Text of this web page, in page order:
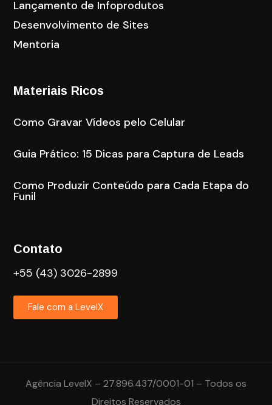
Lançamento de Infoprodutos
Desenvolvimento de Sites
Mentoria
Materiais Ricos
Como Gravar Vídeos pelo Celular
Guia Prático: 15 Dicas para Captura de Leads
Como Produzir Conteúdo para Cada Etapa do
Funil
Contato
+55 (43) 3026-2899
Fale com a LevelX
Agência LevelX – 27.896.437/0001-01 – Todos os
Direitos Reservados